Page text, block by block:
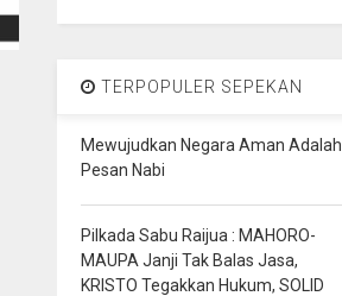
TERPOPULER SEPEKAN
Mewujudkan Negara Aman Adalah
Pesan Nabi
Pilkada Sabu Raijua : MAHORO-
MAUPA Janji Tak Balas Jasa,
KRISTO Tegakkan Hukum, SOLID